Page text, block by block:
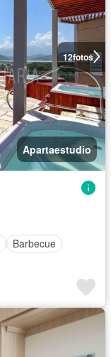
12fotos
Apartaestudio
Barbecue